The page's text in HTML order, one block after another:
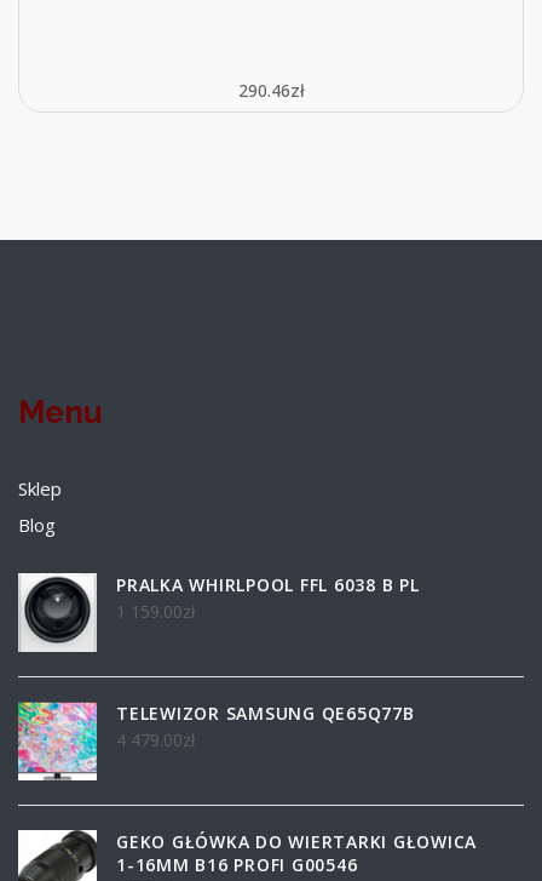
290.46zł
Menu
Sklep
Blog
PRALKA WHIRLPOOL FFL 6038 B PL
1 159.00zł
TELEWIZOR SAMSUNG QE65Q77B
4 479.00zł
GEKO GŁÓWKA DO WIERTARKI GŁOWICA
1-16MM B16 PROFI G00546